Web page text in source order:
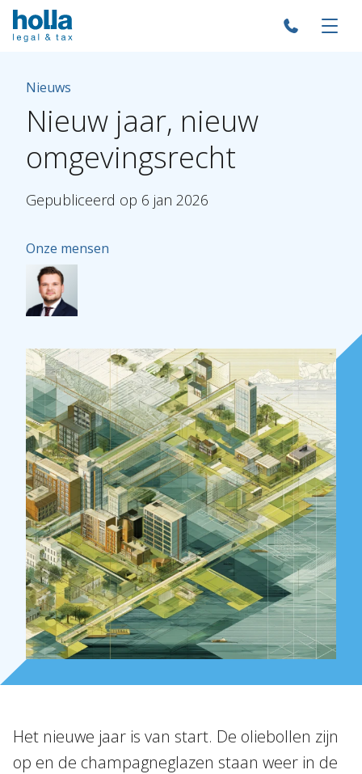
Over Holla
Nieuws
Nieuw jaar, nieuw
omgevingsrecht
Gepubliceerd op 6 jan 2026
Onze mensen
Het nieuwe jaar is van start. De oliebollen zijn
op en de champagneglazen staan weer in de